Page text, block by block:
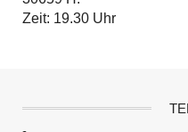
Zeit: 19.30 Uhr